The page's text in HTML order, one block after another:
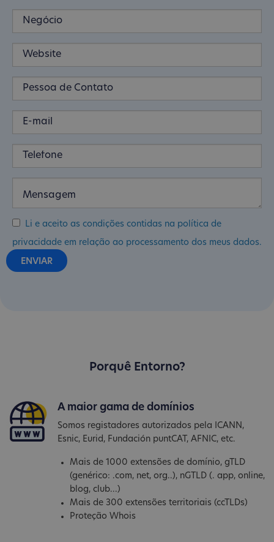
Li e aceito as condições contidas na política de
privacidade em relação ao processamento dos meus dados.
Porquê Entorno?
A maior gama de domínios
Somos registadores autorizados pela ICANN,
Esnic, Eurid, Fundación puntCAT, AFNIC, etc.
Mais de 1000 extensões de domínio, gTLD
(genérico: .com, net, org..), nGTLD (. app, online,
blog, club...)
Mais de 300 extensões territoriais (ccTLDs)
Proteção Whois